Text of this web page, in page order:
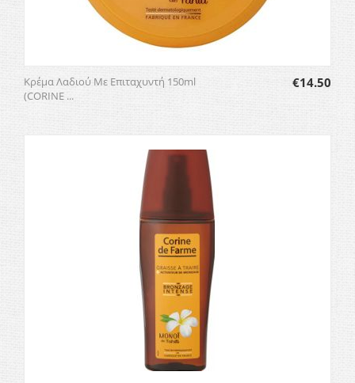
Κρέμα Λαδιού Με Επιταχυντή 150ml
(CORINE ...
€14.50